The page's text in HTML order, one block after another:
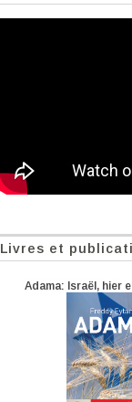
Livres et
Adama: Israël, hier